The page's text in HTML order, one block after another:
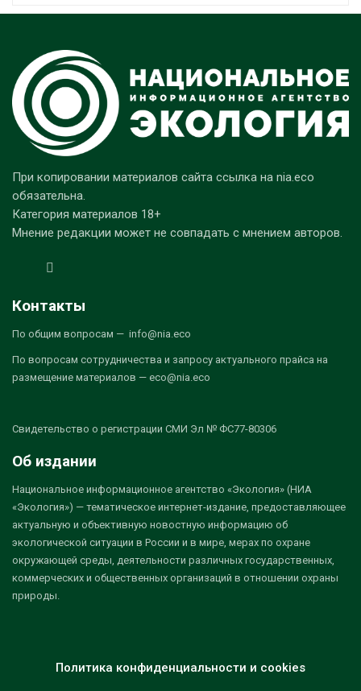
При копировании материалов сайта ссылка на nia.eco
обязательна.
Категория материалов 18+
Мнение редакции может не совпадать с мнением авторов.
Контакты
По общим вопросам — info@nia.eco
По вопросам сотрудничества и запросу актуального прайса на
размещение материалов — eco@nia.eco
Свидетельство о регистрации СМИ Эл № ФС77-80306
Об издании
Национальное информационное агентство «Экология» (НИА
«Экология») — тематическое интернет-издание, предоставляющее
актуальную и объективную новостную информацию об
экологической ситуации в России и в мире, мерах по охране
окружающей среды, деятельности различных государственных,
коммерческих и общественных организаций в отношении охраны
природы.
Политика конфиденциальности и cookies